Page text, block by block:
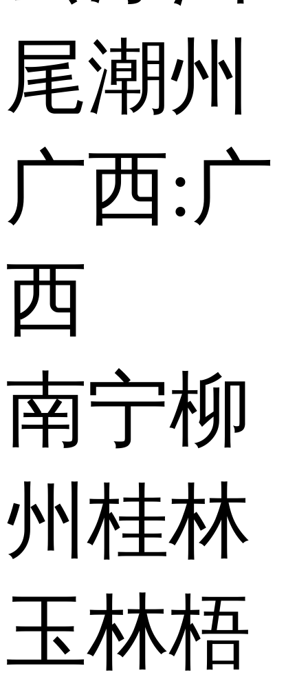
尾潮州
广西:广
西
南宁柳
州桂林
玉林梧